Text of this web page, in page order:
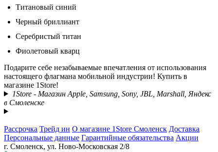
Титановый синий
Черный бриллиант
Серебристый титан
Фиолетовый кварц
Подарите себе незабываемые впечатления от использования
настоящего флагмана мобильной индустрии! Купить в
магазине 1Store!
1Store - Магазин Apple, Samsung, Sony, JBL, Marshall, Яндекс
в Смоленске
Рассрочка Трейд ин О магазине 1Store Смоленск Доставка
Персональные данные Гарантийные обязательства Акции
г. Смоленск, ул. Ново-Московская 2/8